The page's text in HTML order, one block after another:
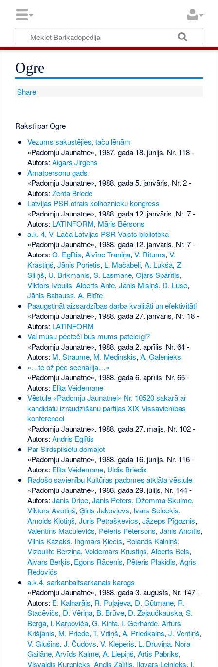
Ogre
Share
Raksti par Ogre
Vezums sakustējies, taču lēnām
«Padomju Jaunatne», 1987. gada 18. jūnijs, Nr. 118-
Autors: Aigars Jirgens
Amatpersonu gads
«Padomju Jaunatne», 1988. gada 5. janvāris, Nr. 2-
Autors: Zenta Briede
Latvijas PSR otrais kolhoznieku kongress
«Padomju Jaunatne», 1988. gada 12. janvāris, Nr. 7-
Autors: LATINFORM, Māris Bērsons
a.k. 4, V. Lāča Latvijas PSR Valsts bibliotēka
«Padomju Jaunatne», 1988. gada 12. janvāris, Nr. 7-
Autors: O. Eglītis, Alvīne Traniņa, V. Ritums, V.
Krastiņš, Jānis Porietis, L. Mačabeli, A. Lukša, Z.
Siliņš, U. Brikmanis, S. Lasmane, Ojārs Spārītis,
Viktors Ivbulis, Alberts Ante, Jānis Misiņš, D. Lūse,
Jānis Baltauss, A. Bitīte
Paaugstināt aizsardzības darba kvalitāti un efektivitāti
«Padomju Jaunatne», 1988. gada 27. janvāris, Nr. 18-
Autors: LATINFORM
Vai mūsu pēcteči būs mums pateicīgi?
«Padomju Jaunatne», 1988. gada 2. aprīlis, Nr. 64-
Autors: M. Straume, M. Medinskis, A. Galenieks
«…te ož pēc scenārija…»
«Padomju Jaunatne», 1988. gada 6. aprīlis, Nr. 66-
Autors: Elita Veidemane
Vēstule «Padomju Jaunatnei» Nr. 10520 sakarā ar
kandidātu izraudzīšanu partijas XIX Vissavienības
konferencei
«Padomju Jaunatne», 1988. gada 27. maijs, Nr. 102-
Autors: Andris Eglītis
Par Sirdspilsētu domājot
«Padomju Jaunatne», 1988. gada 16. jūnijs, Nr. 116-
Autors: Elita Veidemane, Uldis Briedis
Radošo savienību Kultūras padomes atklāta vēstule
«Padomju Jaunatne», 1988. gada 29. jūlijs, Nr. 144-
Autors: Jānis Dripe, Jānis Peters, Džemma Skulme,
Viktors Avotiņš, Ģirts Jakovļevs, Ivars Seleckis,
Arnolds Klotiņš, Juris Petraškevics, Jāzeps Pīgoznis,
Valentīns Maculevičs, Pēteris Pētersons, Jānis Ancītis,
Vilnis Kazaks, Ingmārs Ķiecis, Rolands Kalniņš,
Vizbulīte Bērziņa, Voldemārs Krustiņš, Alberts Bels,
Aivars Berķis, Egons Rācenis, Pēteris Plakidis, Agris
Redovičs
a.k.4, sarkanbaltsarkanais karogs
«Padomju Jaunatne», 1988. gada 3. augusts, Nr. 147-
Autors: E. Kalnarājs, R. Puļajeva, D. Gūtmane, R.
Stacēvičs, D. Vēriņa, B. Brūve, D. Zajaučkauska, S.
Berga, I. Karpoviča, G. Kinta, I. Gerharde, Artūrs
Krišjānis, M. Priede, T. Vītiņš, A. Priedkalns, J. Ventiņš,
V. Glušins, J. Čudovs, V. Kleperis, L. Druviņa, Nora
Gailāne, Arvīds Kalme, A. Liepiņš, Artis Pabriks,
Visvaldis Kurpnieks, Andis Zālītis, Ilgvars Lejnieks, I.